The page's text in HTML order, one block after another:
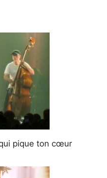
pique ton cœur